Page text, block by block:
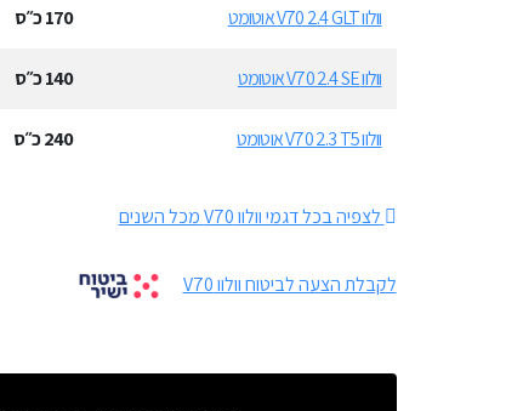
וולוו V70 2.4 GLT אוטומט
170כ״ס
וולוו V70 2.4 SE אוטומט 140כ״ס
וולוו V70 2.3 T5 אוטומט 240כ״ס
לצפיה בכל דגמי וולוו V70 מכל השנים
לקבלת הצעה לביטוח וולוו V70